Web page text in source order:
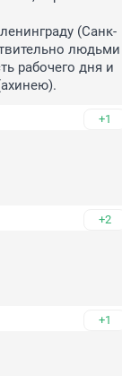
(Санк-
рабочего дня и
+1
+2
+1